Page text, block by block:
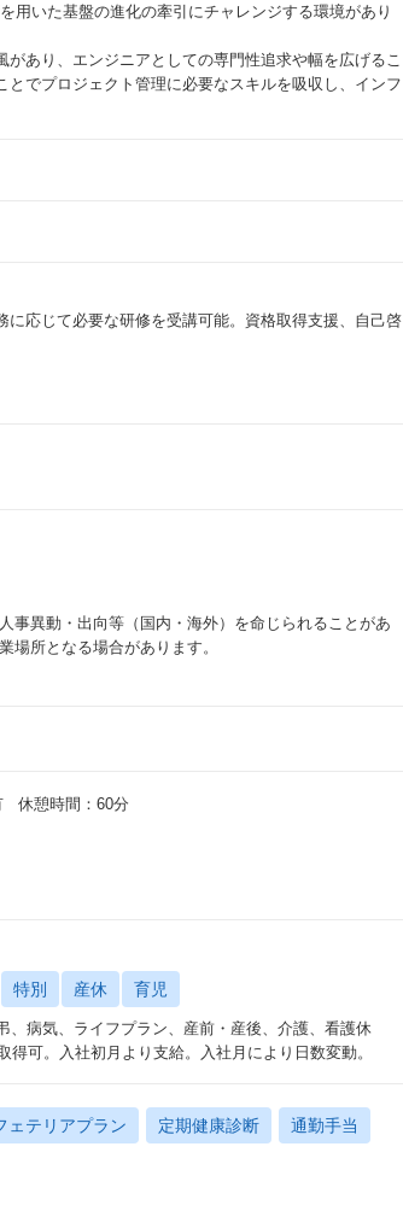
用いた基盤の進化の牽引にチャレンジする環境があり
あり、エンジニアとしての専門性追求や幅を広げるこ
でプロジェクト管理に必要なスキルを吸収し、インフ
応じて必要な研修を受講可能。資格取得支援、自己啓
事異動・出向等（国内・海外）を命じられることがあ
場所となる場合があります。
休憩時間：60分
特別 産休 育児
、病気、ライフプラン、産前・産後、介護、看護休
可。入社初月より支給。入社月により日数変動。
ェテリアプラン 定期健康診断 通勤手当